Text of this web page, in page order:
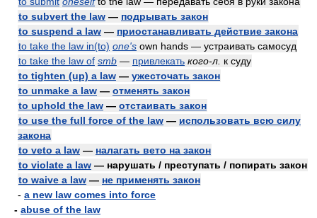
to subvert the law — подрывать закон
to suspend a law — приостанавливать действие закона
to take the law in(to) one's own hands — устраивать самосуд
to take the law of smb — привлекать кого-л. к суду
to tighten (up) a law — ужесточать закон
to unmake a law — отменять закон
to uphold the law — отстаивать закон
to use the full force of the law — использовать всю силу
закона
to veto a law — налагать вето на закон
to violate a law — нарушать / преступать / попирать закон
to waive a law — не применять закон
- a new law comes into force
- abuse of the law